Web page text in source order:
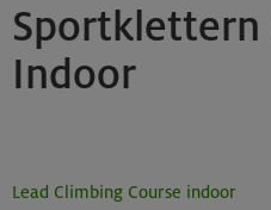
Sportklettern
Indoor
Lead Climbing Course indoor